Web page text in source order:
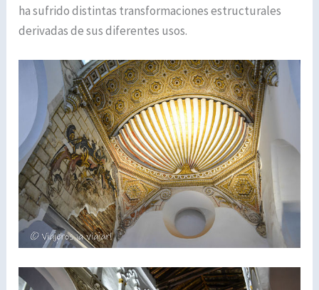
ha sufrido distintas transformaciones estructurales
derivadas de sus diferentes usos.